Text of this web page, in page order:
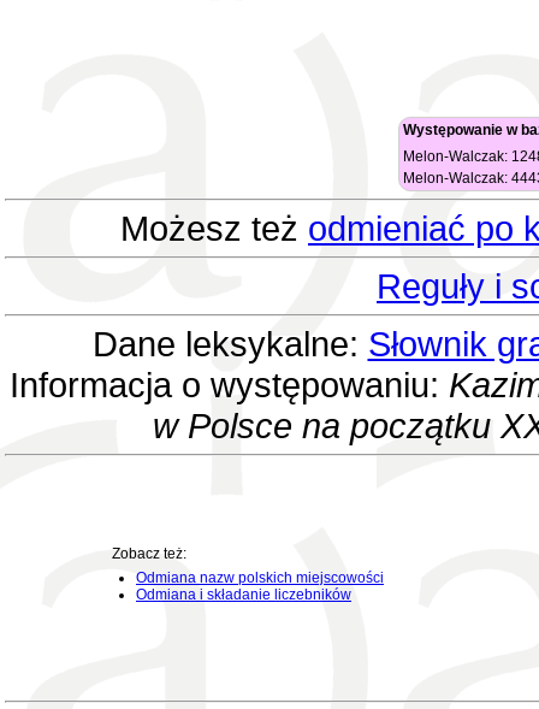
Występowanie w
Melon-Walczak:
Melon-Walczak:
Możesz też odmieniać po
Reguły i
Dane leksykalne: Słownik
Informacja o występowaniu:
w Polsce na początku
Zobacz też:
Odmiana nazw polskich miejscowości
Odmiana i składanie liczebników